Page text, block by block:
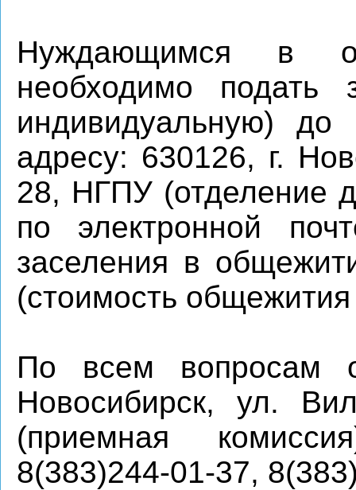
Нуждающимся в
необходимо подать
индивидуальную)
адресу: 630126, г.
28, НГПУ (отделение
по электронной
заселения в
(стоимость общежития
По всем вопросам
Новосибирск, ул.
(приемная
8(383)244-01-37,